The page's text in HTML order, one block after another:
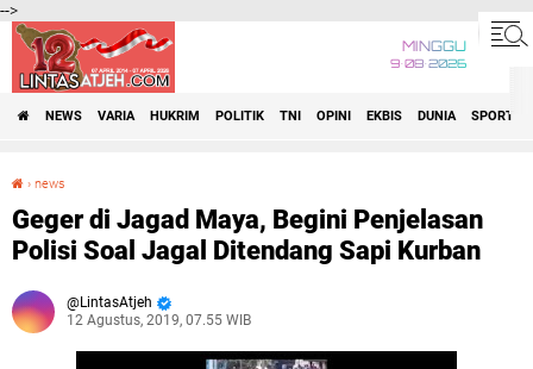
-->
MINGGU
9•08•2026
NEWS VARIA HUKRIM POLITIK TNI OPINI EKBIS DUNIA SPORT
› news
Geger di Jagad Maya, Begini Penjelasan
Polisi Soal Jagal Ditendang Sapi Kurban
LintasAtjeh
12 Agustus, 2019, 07.55 WIB